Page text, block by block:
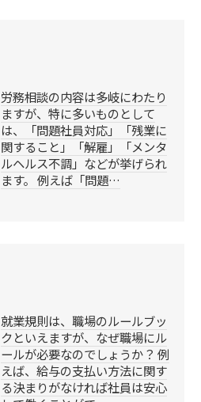
労務相談の内容は多岐にわたり
ますが、特に多いものとして
は、「問題社員対応」「残業に
関すること」「解雇」「メンタ
ルヘルス不調」などが挙げられ
ます。 例えば「問題…
就業規則は、職場のルールブッ
クといえますが、なぜ職場にル
ールが必要なのでしょうか？ 例
えば、給与の支払い方法に関す
る決まりがなければ社員は安心